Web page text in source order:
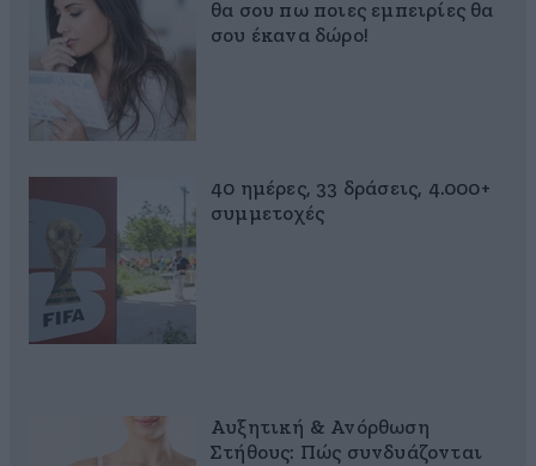
θα σου πω ποιες εμπειρίες θα
σου έκανα δώρο!
40 ημέρες, 33 δράσεις, 4.000+
συμμετοχές
Αυξητική & Ανόρθωση
Στήθους: Πώς συνδυάζονται